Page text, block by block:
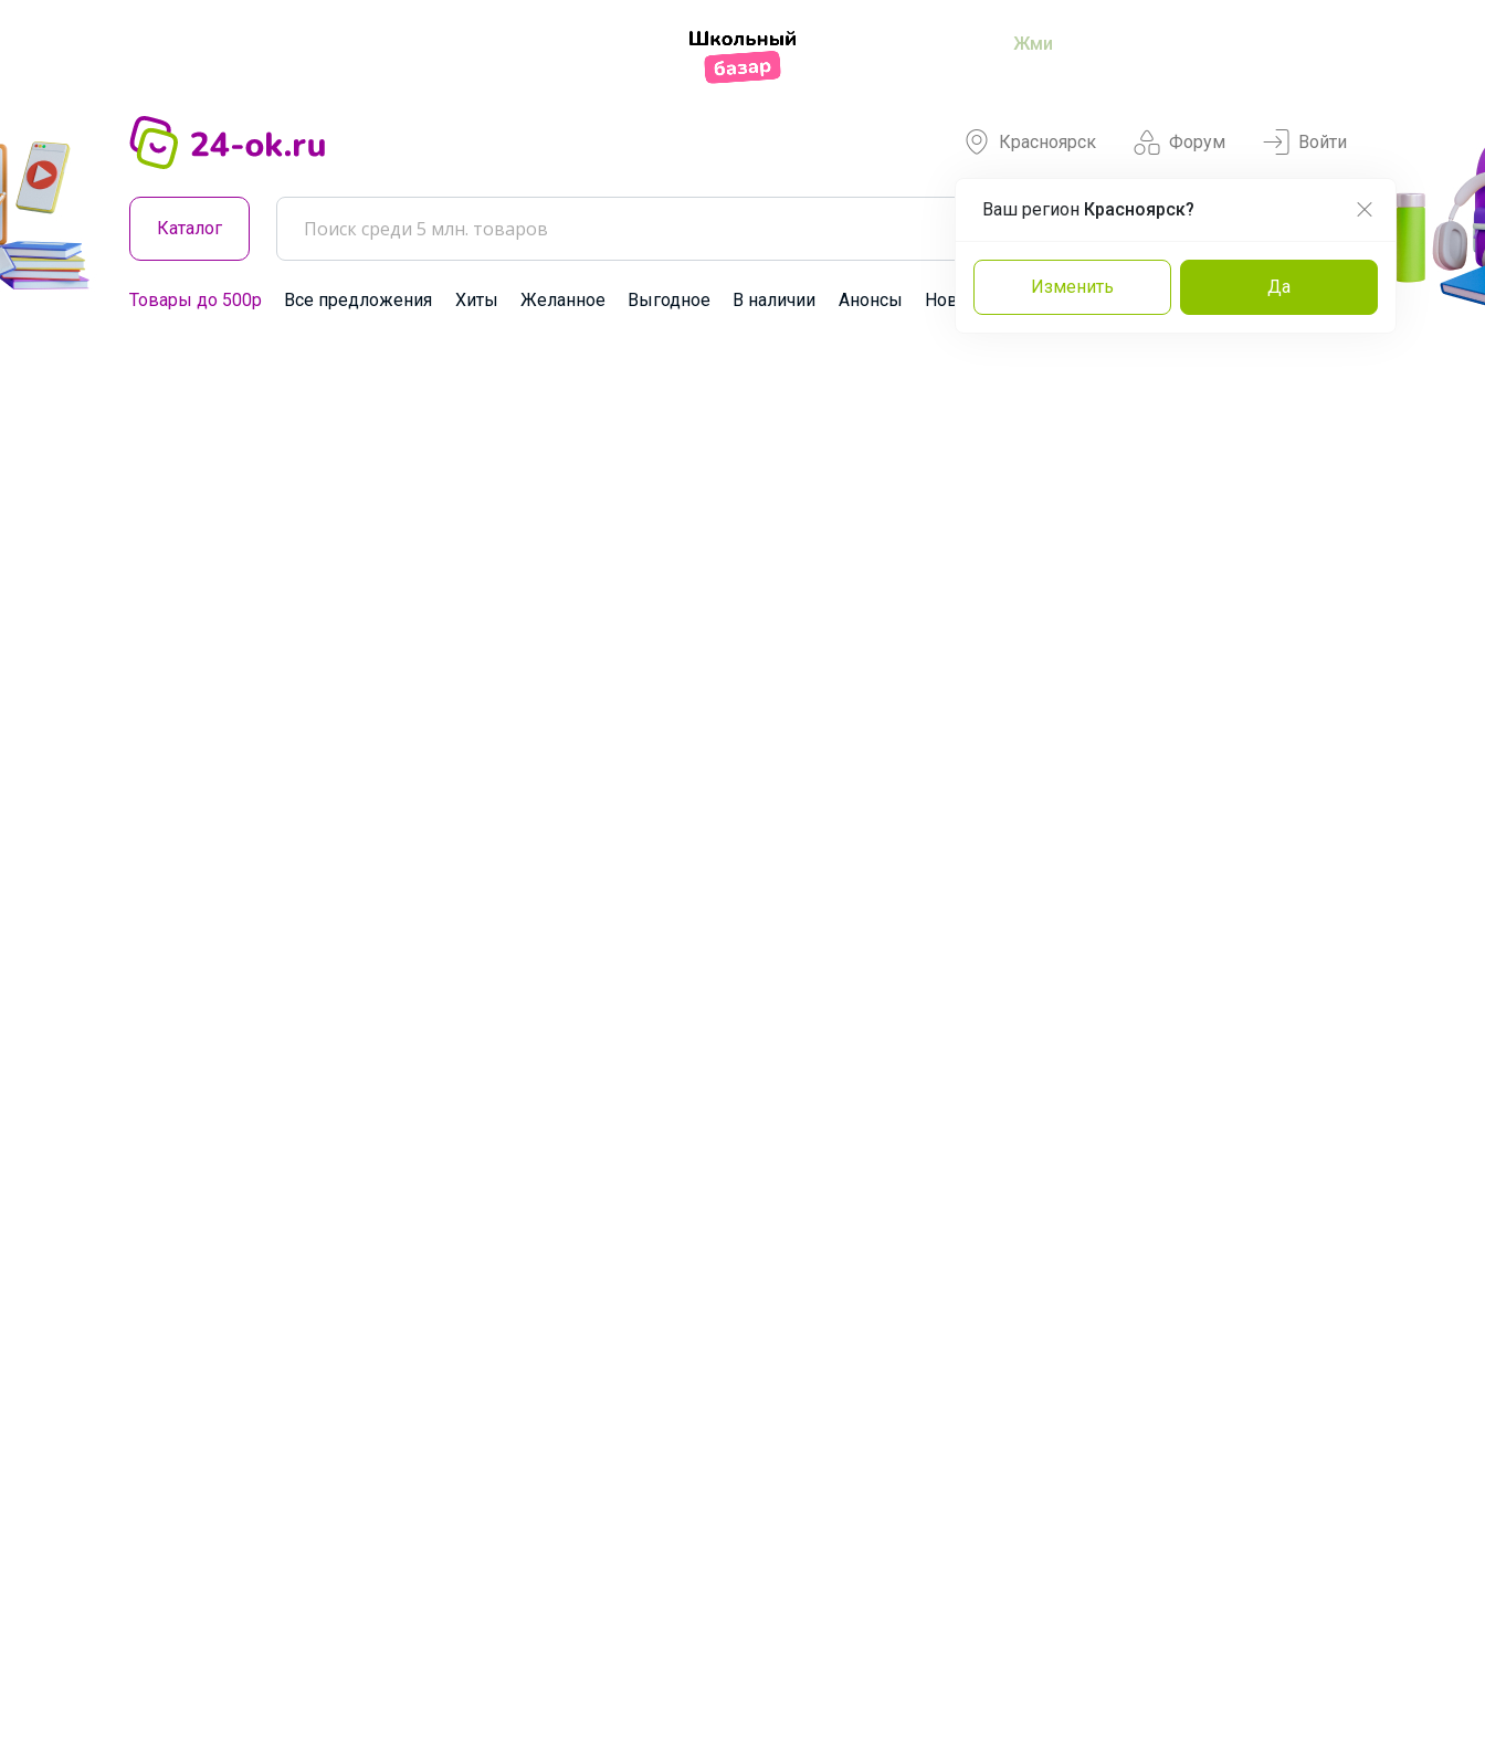
Жми
Форум
Красноярск
Ваш регион Красноярск?
Изменить Да
Войти
Каталог
Товары до 500р Все предложения Хиты Желанное Выгодное В наличии Анонсы Новости Команда Эксперты